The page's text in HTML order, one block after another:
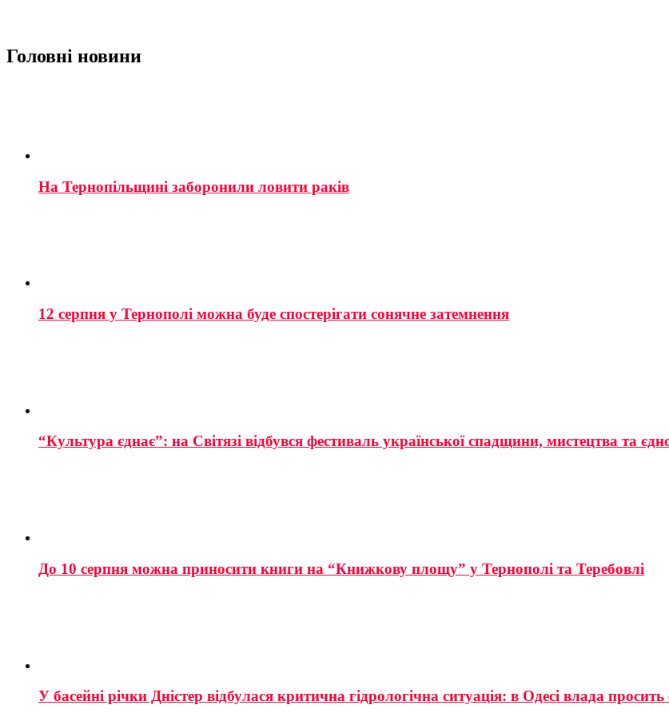
Головні новини
На Тернопільщині заборонили ловити раків
12 серпня у Тернополі можна буде спостерігати сонячне затемнення
“Культура єднає”: на Світязі відбувся фестиваль української спадщини, мистецтва та
До 10 серпня можна приносити книги на “Книжкову площу” у Тернополі та Теребовлі
У басейні річки Дністер відбулася критична гідрологічна ситуація: в Одесі влада